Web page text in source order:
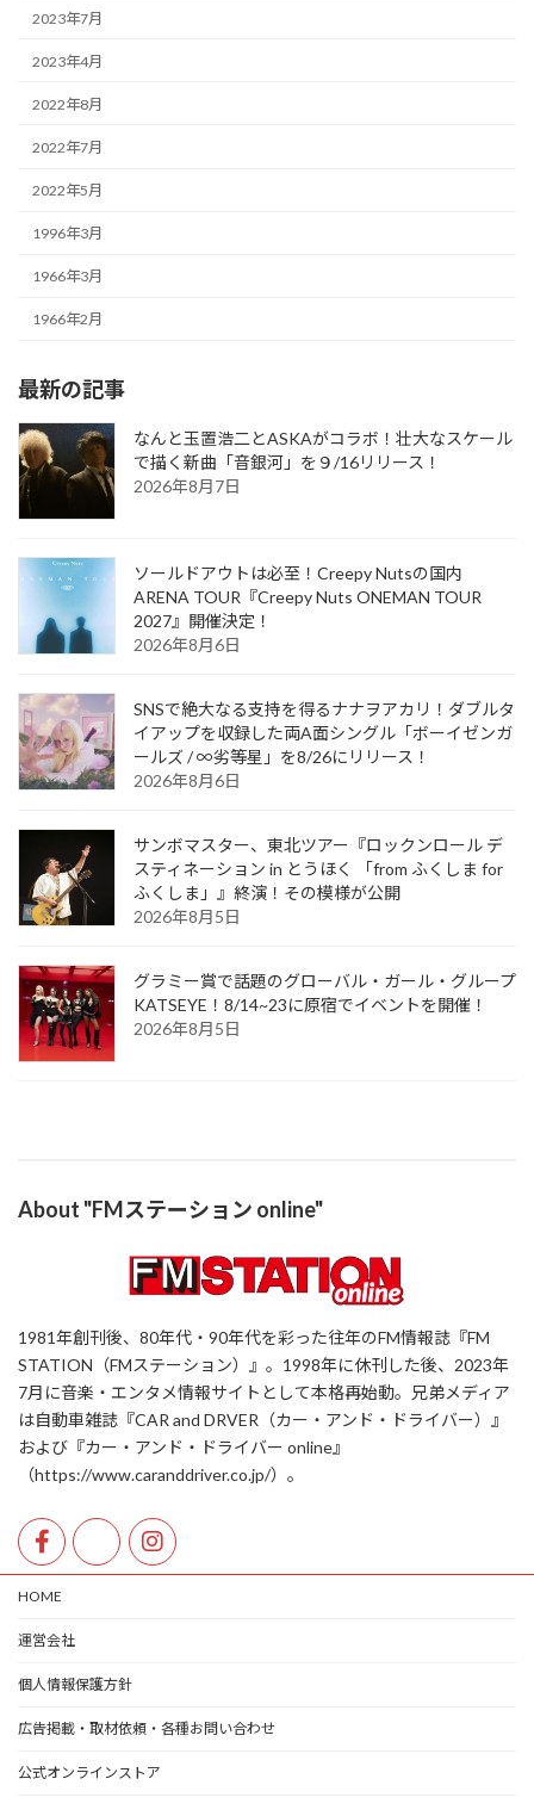
2023年7月
2023年4月
2022年8月
2022年7月
2022年5月
1996年3月
1966年3月
1966年2月
最新の記事
なんと玉置浩二とASKAがコラボ！壮大なスケール
で描く新曲「音銀河」を９/16リリース！
2026年8月7日
ソールドアウトは必至！Creepy Nutsの国内
ARENA TOUR『Creepy Nuts ONEMAN TOUR
2027』開催決定！
2026年8月6日
SNSで絶大なる支持を得るナナヲアカリ！ダブルタ
イアップを収録した両A面シングル「ボーイゼンガ
ールズ / ∞劣等星」を8/26にリリース！
2026年8月6日
サンボマスター、東北ツアー『ロックンロール デ
スティネーション in とうほく 「from ふくしま for
ふくしま」』終演！その模様が公開
2026年8月5日
グラミー賞で話題のグローバル・ガール・グループ
KATSEYE！8/14~23に原宿でイベントを開催！
2026年8月5日
About "FMステーション online"
1981年創刊後、80年代・90年代を彩った往年のFM情報誌『FM
STATION（FMステーション）』。1998年に休刊した後、2023年
7月に音楽・エンタメ情報サイトとして本格再始動。兄弟メディア
は自動車雑誌『CAR and DRVER（カー・アンド・ドライバー）』
および『カー・アンド・ドライバー online』
（https://www.caranddriver.co.jp/）。
HOME
運営会社
個人情報保護方針
広告掲載・取材依頼・各種お問い合わせ
公式オンラインストア